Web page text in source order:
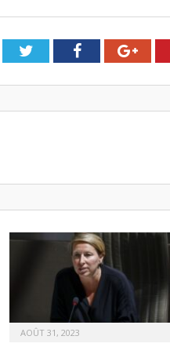
TwitterFacebook
AOÛT 31, 2023